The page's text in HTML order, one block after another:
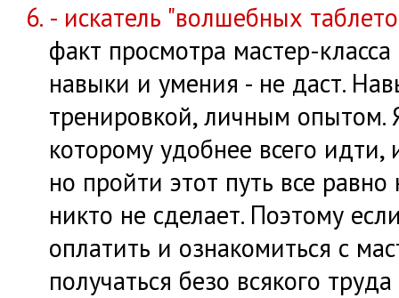
- искатель "волшебных
факт просмотра мастер-
навыки и умения - не даст.
тренировкой, личным опытом.
которому удобнее всего
но пройти этот путь все
никто не сделает. Поэтому
оплатить и ознакомиться с
получаться безо всякого